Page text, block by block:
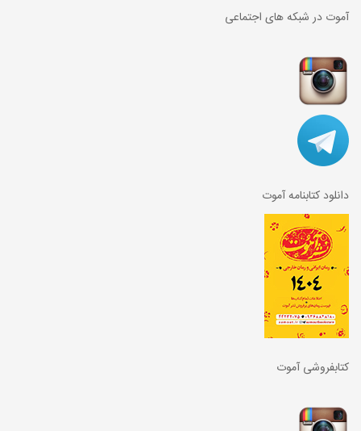
آموت در شبکه های اجتماعی
دانلود کتابنامه آموت
کتابفروشی آموت